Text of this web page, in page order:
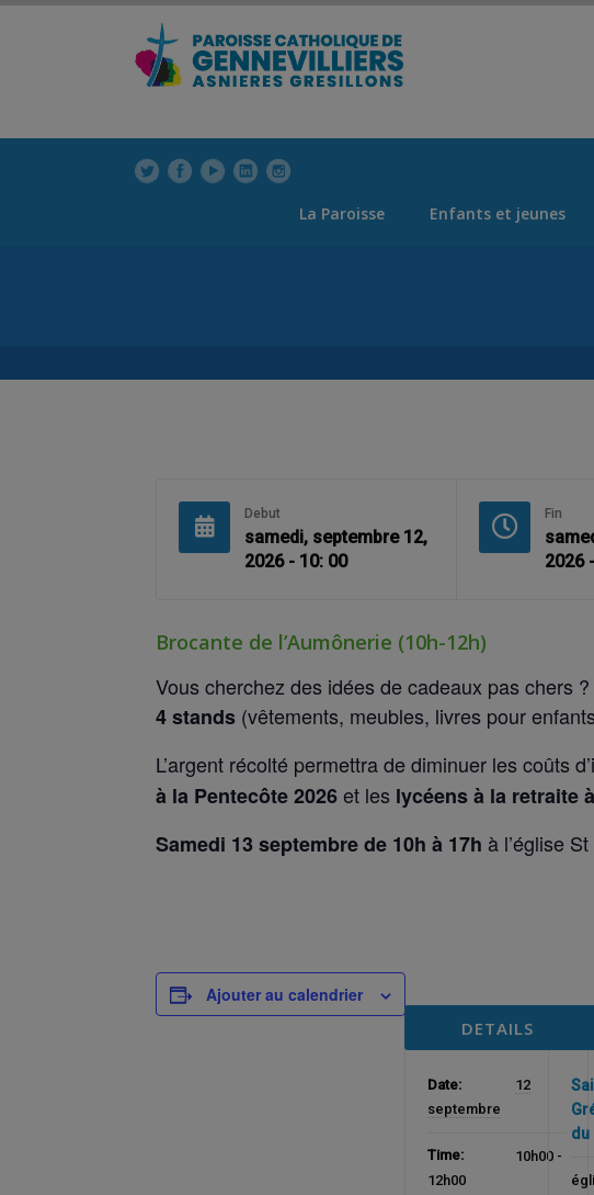
La Paroisse Enfants et jeunes
Debut
samedi, septembre 12,
2026 - 10: 00
Fin
2026
Brocante de l’Aumônerie (10h-12h)
Vous cherchez des idées de cadeaux pas chers
4 stands (vêtements, meubles, livres pour
L’argent récolté permettra de diminuer les coûts
à la Pentecôte 2026et les lycéens à la retraite
Samedi 13 septembrede 10h à 17h à l’église
Ajouter au calendrier
DETAILS
Date:
12
septembre
Time:
10h00 -
12h00
du